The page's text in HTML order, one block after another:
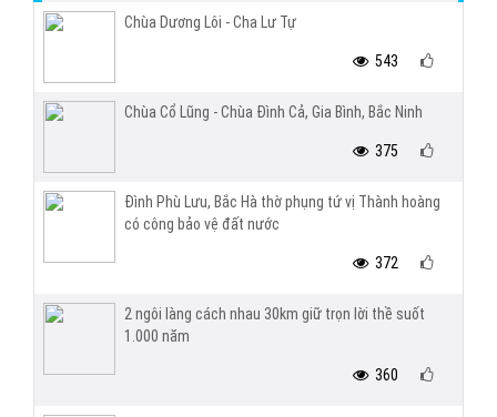
Chùa Dương Lôi - Cha Lư Tự
543
Chùa Cổ Lũng - Chùa Đình Cả, Gia Bình, Bắc Ninh
375
Đình Phù Lưu, Bắc Hà thờ phụng tứ vị Thành hoàng
có công bảo vệ đất nước
372
2 ngôi làng cách nhau 30km giữ trọn lời thề suốt
1.000 năm
360